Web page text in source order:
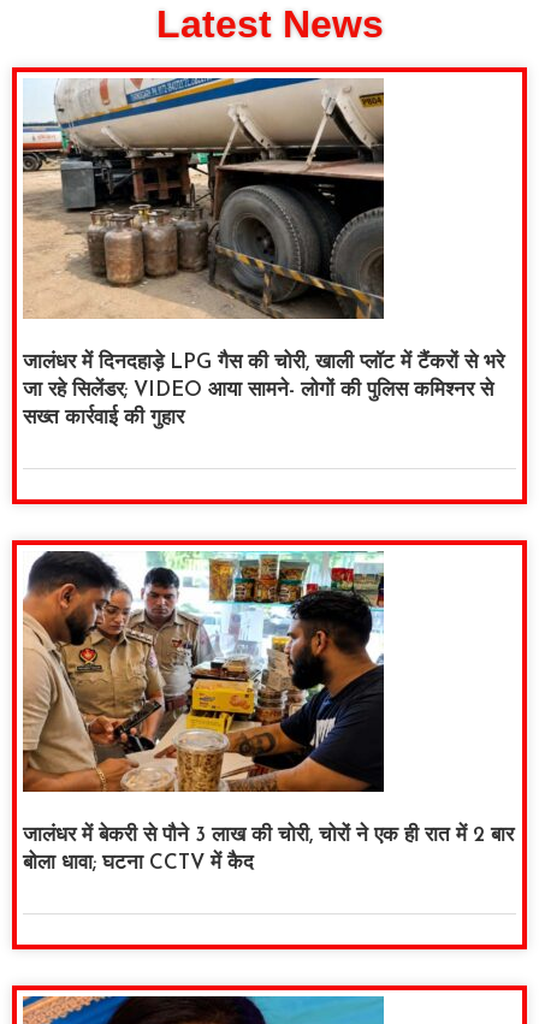
Latest News
जालंधर में दिनदहाड़े LPG गैस की चोरी, खाली प्लॉट में टैंकरों से भरे
जा रहे सिलेंडर; VIDEO आया सामने- लोगों की पुलिस कमिश्नर से
सख्त कार्रवाई की गुहार
जालंधर में बेकरी से पौने 3 लाख की चोरी, चोरों ने एक ही रात में 2 बार
बोला धावा; घटना CCTV में कैद